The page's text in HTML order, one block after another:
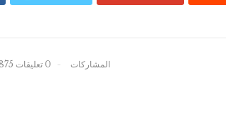
875 المشاركات 0 تعليقات